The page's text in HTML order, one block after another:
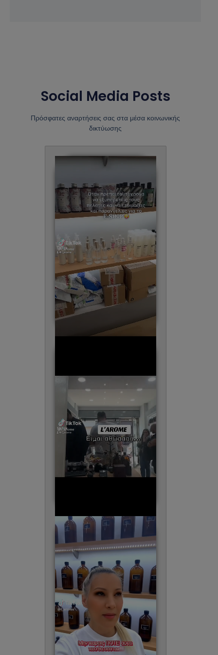
Social Media Posts
Πρόσφατες αναρτήσεις σας στα μέσα κοινωνικής
δικτύωσης